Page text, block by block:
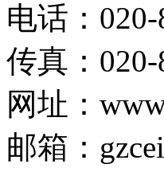
电话：020-
传真：020-
网址：
邮箱：